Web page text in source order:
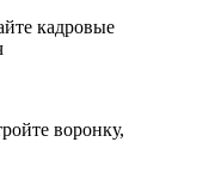
кадровые
воронку,